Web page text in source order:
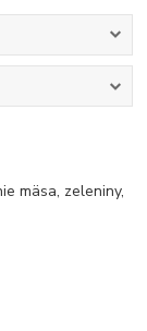
mäsa, zeleniny,